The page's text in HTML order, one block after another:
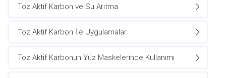
Toz Aktif Karbon ve Su Arıtma
Toz Aktif Karbon İle Uygulamalar
Toz Aktif Karbonun Yüz Maskelerinde Kullanımı